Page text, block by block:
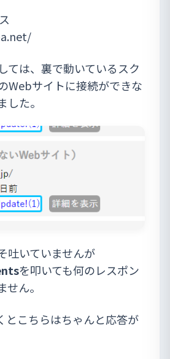
ては、裏で動いているスク
Webサイトに接続ができな
した。
吐いていませんが
を叩いても何のレスポン
ん。
とこちらはちゃんと応答が